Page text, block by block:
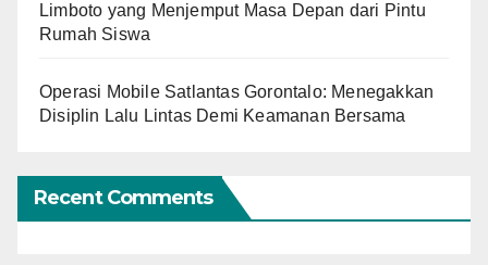
Limboto yang Menjemput Masa Depan dari Pintu
Rumah Siswa
Operasi Mobile Satlantas Gorontalo: Menegakkan
Disiplin Lalu Lintas Demi Keamanan Bersama
Recent Comments